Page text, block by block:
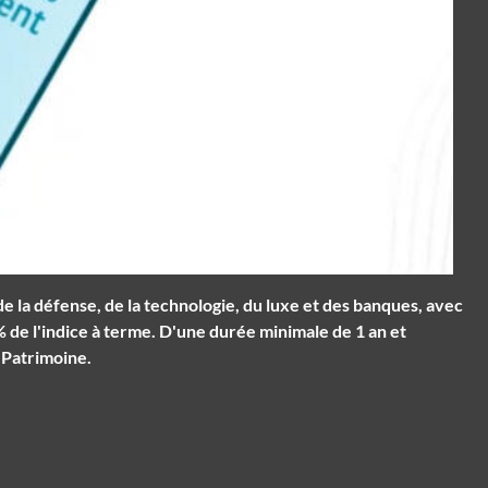
défense, de la technologie, du luxe et des banques, avec
l'indice à terme. D'une durée minimale de 1 an et